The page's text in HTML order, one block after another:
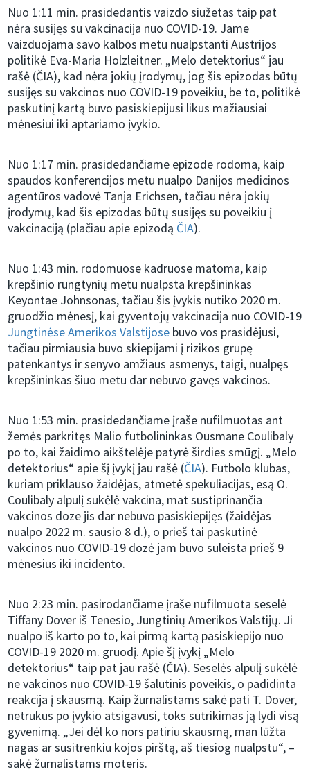
Nuo 1:11 min. prasidedantis vaizdo siužetas taip pat
nėra susijęs su vakcinacija nuo COVID-19. Jame
vaizduojama savo kalbos metu nualpstanti Austrijos
politikė Eva-Maria Holzleitner. „Melo detektorius“ jau
rašė (ČIA), kad nėra jokių įrodymų, jog šis epizodas būtų
susijęs su vakcinos nuo COVID-19 poveikiu, be to, politikė
paskutinį kartą buvo pasiskiepijusi likus mažiausiai
mėnesiui iki aptariamo įvykio.
Nuo 1:17 min. prasidedančiame epizode rodoma, kaip
spaudos konferencijos metu nualpo Danijos medicinos
agentūros vadovė Tanja Erichsen, tačiau nėra jokių
įrodymų, kad šis epizodas būtų susijęs su poveikiu į
vakcinaciją (plačiau apie epizodą ČIA).
Nuo 1:43 min. rodomuose kadruose matoma, kaip
krepšinio rungtynių metu nualpsta krepšininkas
Keyontae Johnsonas, tačiau šis įvykis nutiko 2020 m.
gruodžio mėnesį, kai gyventojų vakcinacija nuo COVID-19
Jungtinėse Amerikos Valstijose buvo vos prasidėjusi,
tačiau pirmiausia buvo skiepijami į rizikos grupę
patenkantys ir senyvo amžiaus asmenys, taigi, nualpęs
krepšininkas šiuo metu dar nebuvo gavęs vakcinos.
Nuo 1:53 min. prasidedančiame įraše nufilmuotas ant
žemės parkritęs Malio futbolininkas Ousmane Coulibaly
po to, kai žaidimo aikštelėje patyrė širdies smūgį. „Melo
detektorius“ apie šį įvykį jau rašė (ČIA). Futbolo klubas,
kuriam priklauso žaidėjas, atmetė spekuliacijas, esą O.
Coulibaly alpulį sukėlė vakcina, mat sustiprinančia
vakcinos doze jis dar nebuvo pasiskiepijęs (žaidėjas
nualpo 2022 m. sausio 8 d.), o prieš tai paskutinė
vakcinos nuo COVID-19 dozė jam buvo suleista prieš 9
mėnesius iki incidento.
Nuo 2:23 min. pasirodančiame įraše nufilmuota seselė
Tiffany Dover iš Tenesio, Jungtinių Amerikos Valstijų. Ji
nualpo iš karto po to, kai pirmą kartą pasiskiepijo nuo
COVID-19 2020 m. gruodį. Apie šį įvykį „Melo
detektorius“ taip pat jau rašė (ČIA). Seselės alpulį sukėlė
ne vakcinos nuo COVID-19 šalutinis poveikis, o padidinta
reakcija į skausmą. Kaip žurnalistams sakė pati T. Dover,
netrukus po įvykio atsigavusi, toks sutrikimas ją lydi visą
gyvenimą. „Jei dėl ko nors patiriu skausmą, man lūžta
nagas ar susitrenkiu kojos pirštą, aš tiesiog nualpstu“, –
sakė žurnalistams moteris.